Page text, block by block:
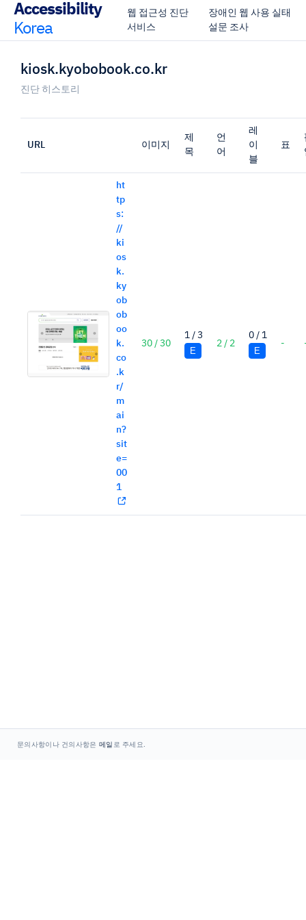
Accessibility
Korea
웹 접근성 진단
서비스
장애인 웹 사용 실태
설문 조사
kiosk.kyobobook.co.kr
진단 히스토리
URL 이미지
제
목
언
어
레
이
블
표
ht
tp
s:
//
ki
os
k.
ky
ob
ob
oo
k.
co
.k
r/
m
ai
n?
sit
e=
00
1
30 / 30
1 / 3
E
2 / 2
0 / 1
E
-
문의사항이나 건의사항은 메일 로 주세요.